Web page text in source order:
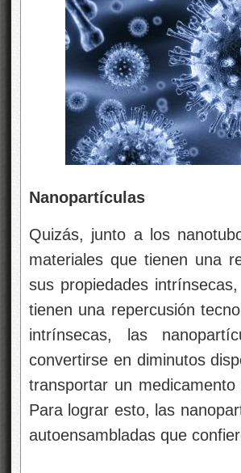
Nanopartículas
Quizás, junto a los
materiales que tienen una
sus propiedades
tienen una repercusión
intrínsecas, las
convertirse en diminutos
transportar un
Para lograr esto, las
autoensambladas que